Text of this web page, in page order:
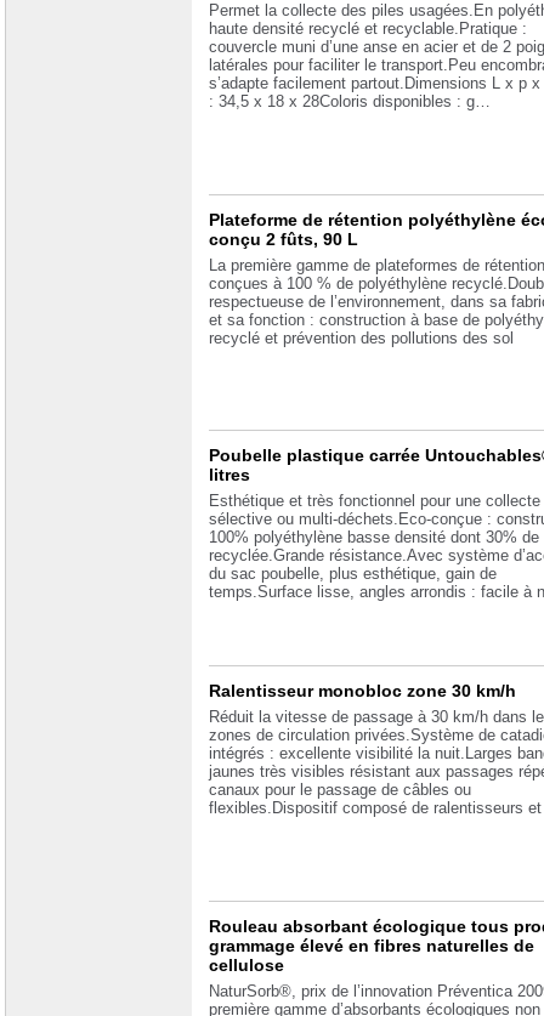
Permet la collecte des piles usagées.En
haute densité recyclé et recyclable.Pratique :
couvercle muni d’une anse en acier et de 2
latérales pour faciliter le transport.Peu
s’adapte facilement partout.Dimensions L x p
: 34,5 x 18 x 28Coloris disponibles : g…
Plateforme de rétention polyéthylène
conçu 2 fûts, 90 L
La première gamme de plateformes de rétention
conçues à 100 % de polyéthylène
respectueuse de l’environnement, dans sa
et sa fonction : construction à base de
recyclé et prévention des pollutions des sol
Poubelle plastique carrée
litres
Esthétique et très fonctionnel pour une collecte
sélective ou multi-déchets.Eco-conçue :
100% polyéthylène basse densité dont 30% de
recyclée.Grande résistance.Avec système
du sac poubelle, plus esthétique, gain de
temps.Surface lisse, angles arrondis : facile à
Ralentisseur monobloc zone 30 km/h
Réduit la vitesse de passage à 30 km/h dans
zones de circulation privées.Système de
intégrés : excellente visibilité la nuit.Larges
jaunes très visibles résistant aux passages
canaux pour le passage de câbles ou
flexibles.Dispositif composé de ralentisseurs
Rouleau absorbant écologique tous
grammage élevé en fibres naturelles de
cellulose
NaturSorb®, prix de l’innovation Préventica
première gamme d’absorbants écologiques non